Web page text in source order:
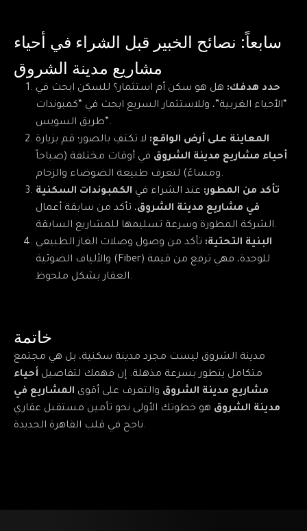
سابعاً: نصائح الخبير قبل الشراء في أحياء
مشاريع مدينة الشروق
حدد هدفك: هل هو سكن أم استثمار؟ للسكن ابحث في
“الأحياء الغربية”، وللاستثمار السريع ابحث في “كمبوندات
طريق السويس”.
المعاينة على أرض الواقع: لا تكتفِ بالصور؛ قم بزيارة
أحياء مشاريع مدينة الشروق في أوقات مختلفة (صباحاً
ومساءً) لتعرف طبيعة الضوضاء والزحام.
تأكد من المطور: عند الشراء في الكمبوندات السكنية
في مشاريع مدينة الشروق، تأكد من سابقة أعمال
الشركة المطورة وسرعة تسليمها للمشاريع السابقة.
البنية التحتية: تأكد من وصول وصلات الغاز الطبيعي
والألياف الضوئية (Fiber) للوحدة، فهي ترفع من قيمة
العقار بشكل ملحوظ.
خاتمة
مدينة الشروق ليست مجرد مدينة سكنية، بل هي مجتمع
متكامل يتطور بسرعة مذهلة. إن فهمك لتفاصيل أحياء
مشاريع مدينة الشروق والتعرف على أقوى المشاريع في
مدينة الشروق هو خطوتك الأولى نحو تأمين مستقبل عقاري
ناجح في قلب القاهرة الجديدة.